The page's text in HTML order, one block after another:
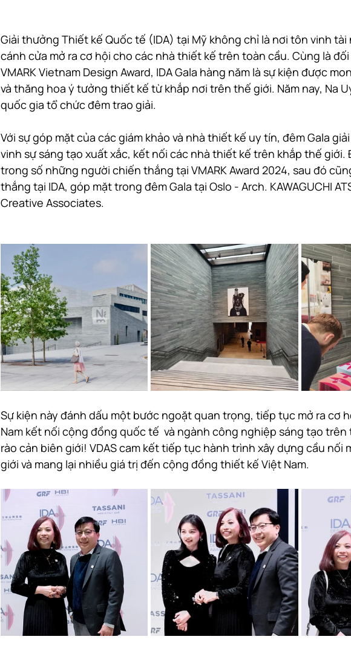
Giải thưởng Thiết kế Quốc tế (IDA) tại Mỹ không chỉ là nơi tôn vinh tài
cánh cửa mở ra cơ hội cho các nhà thiết kế trên toàn cầu. Cùng là
VMARK Vietnam Design Award, IDA Gala hàng năm là sự kiện được
và thăng hoa ý tưởng thiết kế từ khắp nơi trên thế giới. Năm nay, Na
quốc gia tổ chức đêm trao giải.
Với sự góp mặt của các giám khảo và nhà thiết kế uy tín, đêm Gala
vinh sự sáng tạo xuất xắc, kết nối các nhà thiết kế trên khắp thế
trong số những người chiến thắng tại VMARK Award 2024, sau đó
thắng tại IDA, góp mặt trong đêm Gala tại Oslo - Arch. KAWAGUCHI
Creative Associates.
Sự kiện này đánh dấu một bước ngoặt quan trọng, tiếp tục mở ra cơ
Nam kết nối cộng đồng quốc tế  và ngành công nghiệp sáng tạo
rào cản biên giới! VDAS cam kết tiếp tục hành trình xây dựng cầu nối
giới và mang lại nhiều giá trị đến cộng đồng thiết kế Việt Nam.